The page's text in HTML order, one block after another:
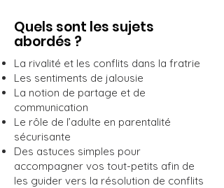
Quels sont les sujets
abordés ?
La rivalité et les conflits dans la fratrie
Les sentiments de jalousie
La notion de partage et de
communication
Le rôle de l’adulte en parentalité
sécurisante
Des astuces simples pour
accompagner vos tout-petits afin de
les guider vers la résolution de conflits